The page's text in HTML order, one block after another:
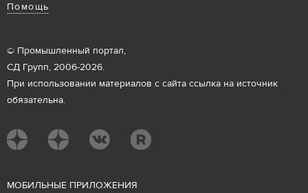
Помощь
© Промышленный портал,
СД Групп, 2006-2026.
При использовании материалов с сайта ссылка на источник
обязательна.
МОБИЛЬНЫЕ ПРИЛОЖЕНИЯ